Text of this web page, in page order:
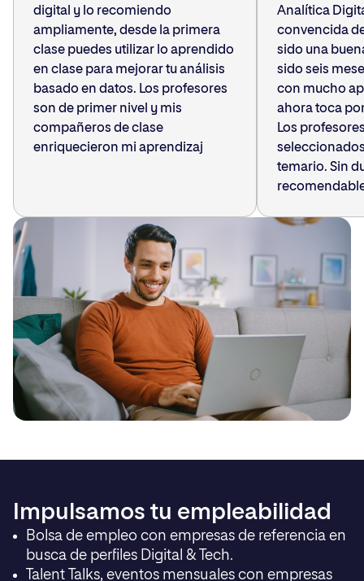
digital y lo recomiendo
ampliamente, desde la primera
clase puedes utilizar lo aprendido
en clase para mejorar tu análisis
basado en datos. Los profesores
son de primer nivel y mis
compañeros de clase
enriquecieron mi aprendizaj
Analítica
convencida
sido una
sido seis
con mucho
ahora toca
Los
temario. Sin
Impulsamos tu empleabilidad
Bolsa de empleo con empresas de referencia en
busca de perfiles Digital & Tech.
Talent Talks, eventos mensuales con empresas